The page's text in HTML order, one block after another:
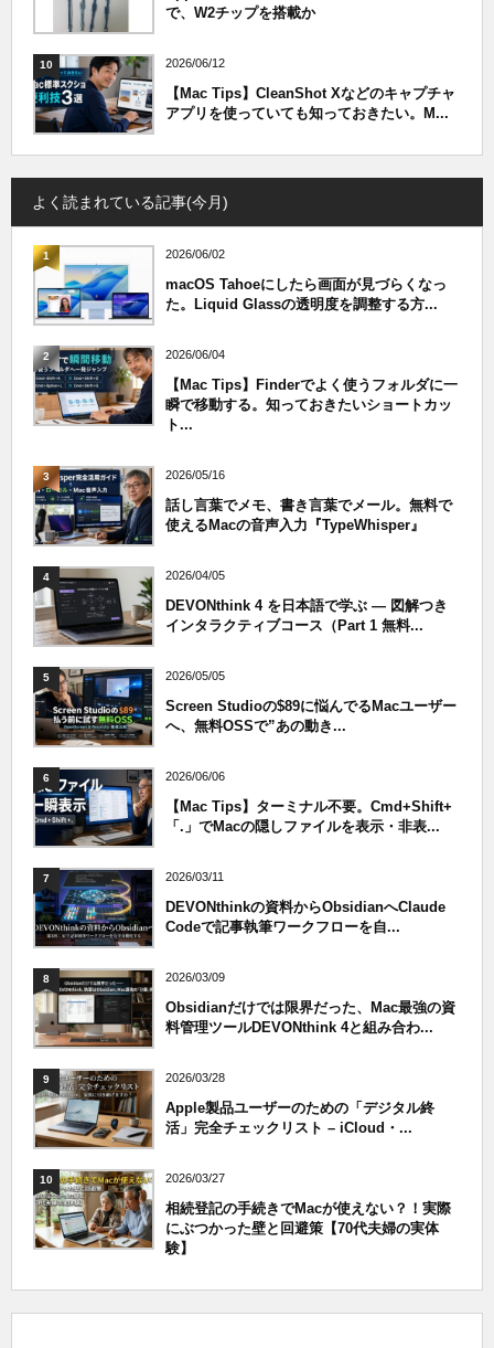
で、W2チップを搭載か
10 2026/06/12
【Mac Tips】CleanShot Xなどのキャプチャ
アプリを使っていても知っておきたい。M...
よく読まれている記事(今月)
1 2026/06/02
macOS Tahoeにしたら画面が見づらくなっ
た。Liquid Glassの透明度を調整する方...
2 2026/06/04
【Mac Tips】Finderでよく使うフォルダに一
瞬で移動する。知っておきたいショートカッ
ト...
3 2026/05/16
話し言葉でメモ、書き言葉でメール。無料で
使えるMacの音声入力『TypeWhisper』
4 2026/04/05
DEVONthink 4 を日本語で学ぶ — 図解つき
インタラクティブコース（Part 1 無料...
5 2026/05/05
Screen Studioの$89に悩んでるMacユーザー
へ、無料OSSで”あの動き...
6 2026/06/06
【Mac Tips】ターミナル不要。Cmd+Shift+
「.」でMacの隠しファイルを表示・非表...
7 2026/03/11
DEVONthinkの資料からObsidianへClaude
Codeで記事執筆ワークフローを自...
8 2026/03/09
Obsidianだけでは限界だった、Mac最強の資
料管理ツールDEVONthink 4と組み合わ...
9 2026/03/28
Apple製品ユーザーのための「デジタル終
活」完全チェックリスト – iCloud・...
10 2026/03/27
相続登記の手続きでMacが使えない？！実際
にぶつかった壁と回避策【70代夫婦の実体
験】